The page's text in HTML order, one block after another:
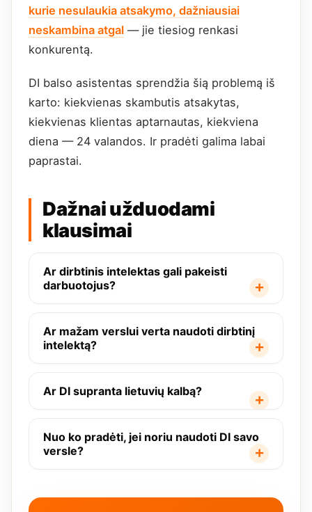
kurie nesulaukia atsakymo, dažniausiai
neskambina atgal — jie tiesiog renkasi
konkurentą.
DI balso asistentas sprendžia šią problemą iš
karto: kiekvienas skambutis atsakytas,
kiekvienas klientas aptarnautas, kiekviena
diena — 24 valandos. Ir pradėti galima labai
paprastai.
Dažnai užduodami
klausimai
Ar dirbtinis intelektas gali pakeisti
darbuotojus?
Ar mažam verslui verta naudoti dirbtinį
intelektą?
Ar DI supranta lietuvių kalbą?
Nuo ko pradėti, jei noriu naudoti DI savo
versle?